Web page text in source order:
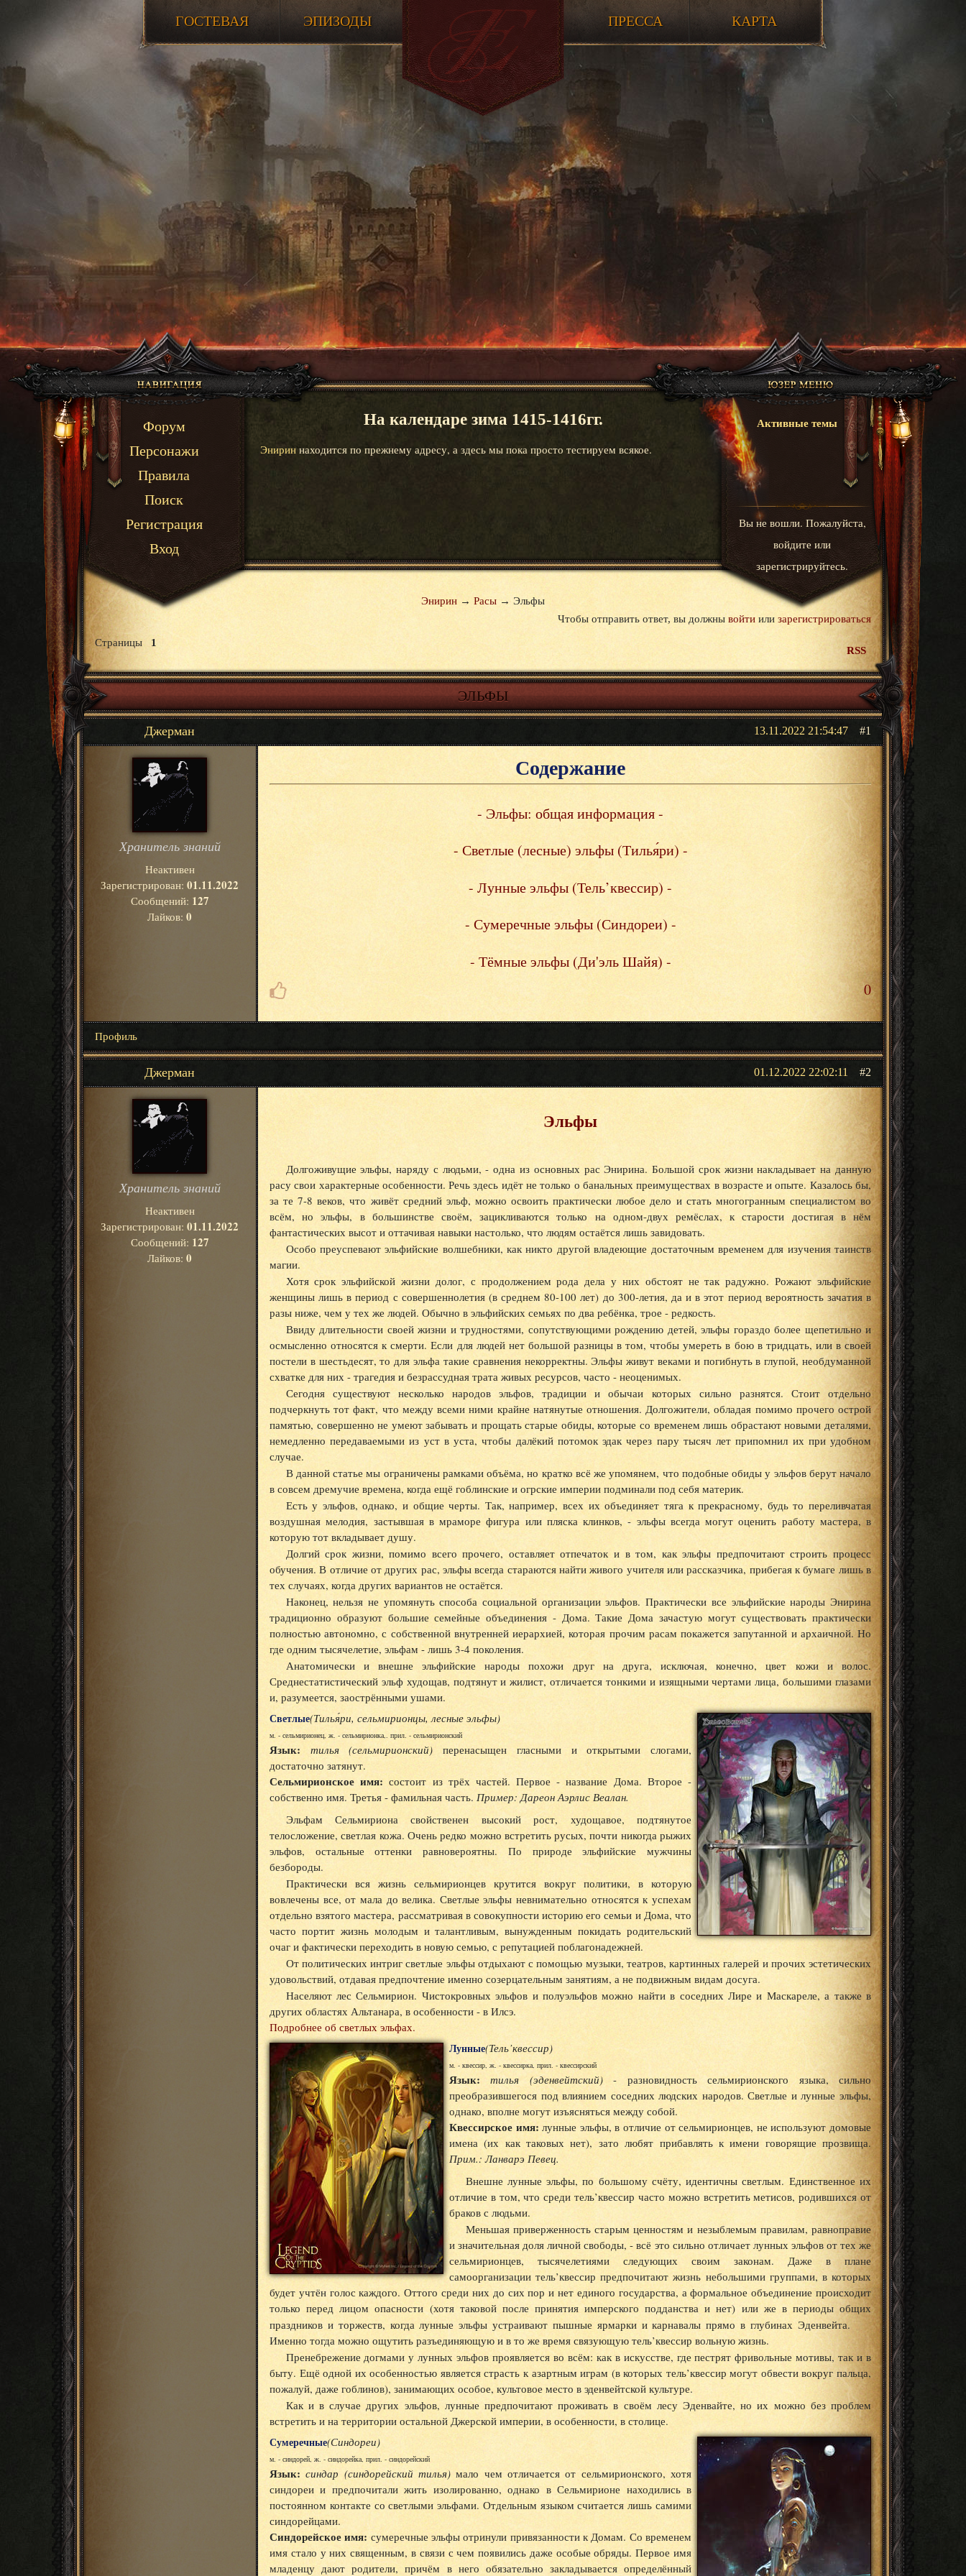
ГОСТЕВАЯ ЭПИЗОДЫ ПРЕССА КАРТА
Форум
Персонажи
Правила
Поиск
Регистрация
Вход
Вы не вошли. Пожалуйста,
войдите или
зарегистрируйтесь.
Активные темы
На календаре зима 1415-1416гг.
Энириннаходится по прежнему адресу, а здесь мы пока просто тестируем всякое.
ЭЛЬФЫ
Энирин → Расы → Эльфы
Страницы 1
Чтобы отправить ответ, вы должны войти или зарегистрироваться
RSS
1
Джерман 13.11.2022 21:54:47
Хранитель знаний
Неактивен
Зарегистрирован: 01.11.2022
Сообщений: 127
Лайков: 0
Содержание
- Эльфы: общая информация -
- Светлые (лесные) эльфы (Тилья́ри) -
- Лунные эльфы (Тель’квессир) -
- Сумеречные эльфы (Синдореи) -
- Тёмные эльфы (Ди'эль Шайя) -
0
Профиль
2
Джерман 01.12.2022 22:02:11
Хранитель знаний
Неактивен
Зарегистрирован: 01.11.2022
Сообщений: 127
Лайков: 0
Эльфы
Долгоживущие эльфы, наряду с людьми, - одна из основных рас Энирина. Большой срок жизни накладывает на данную
расу свои характерные особенности. Речь здесь идёт не только о банальных преимуществах в возрасте и опыте. Казалось бы,
за те 7-8 веков, что живёт средний эльф, можно освоить практически любое дело и стать многогранным специалистом во
всём, но эльфы, в большинстве своём, зацикливаются только на одном-двух ремёслах, к старости достигая в нём
фантастических высот и оттачивая навыки настолько, что людям остаётся лишь завидовать.
Особо преуспевают эльфийские волшебники, как никто другой владеющие достаточным временем для изучения таинств
магии.
Хотя срок эльфийской жизни долог, с продолжением рода дела у них обстоят не так радужно. Рожают эльфийские
женщины лишь в период с совершеннолетия (в среднем 80-100 лет) до 300-летия, да и в этот период вероятность зачатия в
разы ниже, чем у тех же людей. Обычно в эльфийских семьях по два ребёнка, трое - редкость.
Ввиду длительности своей жизни и трудностями, сопутствующими рождению детей, эльфы гораздо более щепетильно и
осмысленно относятся к смерти. Если для людей нет большой разницы в том, чтобы умереть в бою в тридцать, или в своей
постели в шестьдесят, то для эльфа такие сравнения некорректны. Эльфы живут веками и погибнуть в глупой, необдуманной
схватке для них - трагедия и безрассудная трата живых ресурсов, часто - неоценимых.
Сегодня существуют несколько народов эльфов, традиции и обычаи которых сильно разнятся. Стоит отдельно
подчеркнуть тот факт, что между всеми ними крайне натянутые отношения. Долгожители, обладая помимо прочего острой
памятью, совершенно не умеют забывать и прощать старые обиды, которые со временем лишь обрастают новыми деталями,
немедленно передаваемыми из уст в уста, чтобы далёкий потомок эдак через пару тысяч лет припомнил их при удобном
случае.
В данной статье мы ограничены рамками объёма, но кратко всё же упомянем, что подобные обиды у эльфов берут начало
в совсем дремучие времена, когда ещё гоблинские и огрские империи подминали под себя материк.
Есть у эльфов, однако, и общие черты. Так, например, всех их объединяет тяга к прекрасному, будь то переливчатая
воздушная мелодия, застывшая в мраморе фигура или пляска клинков, - эльфы всегда могут оценить работу мастера, в
которую тот вкладывает душу.
Долгий срок жизни, помимо всего прочего, оставляет отпечаток и в том, как эльфы предпочитают строить процесс
обучения. В отличие от других рас, эльфы всегда стараются найти живого учителя или рассказчика, прибегая к бумаге лишь в
тех случаях, когда других вариантов не остаётся.
Наконец, нельзя не упомянуть способа социальной организации эльфов. Практически все эльфийские народы Энирина
традиционно образуют большие семейные объединения - Дома. Такие Дома зачастую могут существовать практически
полностью автономно, с собственной внутренней иерархией, которая прочим расам покажется запутанной и архаичной. Но
где одним тысячелетие, эльфам - лишь 3-4 поколения.
Анатомически и внешне эльфийские народы похожи друг на друга, исключая, конечно, цвет кожи и волос.
Среднестатистический эльф худощав, подтянут и жилист, отличается тонкими и изящными чертами лица, большими глазами
и, разумеется, заострёнными ушами.
Светлые(Тилья́ри, сельмирионцы, лесные эльфы)
м. - сельмирионец, ж. - сельмирионка,. прил. - сельмирионский
Язык: тилья (сельмирионский) перенасыщен гласными и открытыми слогами,
достаточно затянут.
Сельмирионское имя: состоит из трёх частей. Первое - название Дома. Второе -
собственно имя. Третья - фамильная часть. Пример: Дареон Аэрлис Веалан.
Эльфам Сельмириона свойственен высокий рост, худощавое, подтянутое
телосложение, светлая кожа. Очень редко можно встретить русых, почти никогда рыжих
эльфов, остальные оттенки равновероятны. По природе эльфийские мужчины
безбороды.
Практически вся жизнь сельмирионцев крутится вокруг политики, в которую
вовлечены все, от мала до велика. Светлые эльфы невнимательно относятся к успехам
отдельно взятого мастера, рассматривая в совокупности историю его семьи и Дома, что
часто портит жизнь молодым и талантливым, вынужденным покидать родительский
очаг и фактически переходить в новую семью, с репутацией поблагонадежней.
От политических интриг светлые эльфы отдыхают с помощью музыки, театров, картинных галерей и прочих эстетических
удовольствий, отдавая предпочтение именно созерцательным занятиям, а не подвижным видам досуга.
Населяют лес Сельмирион. Чистокровных эльфов и полуэльфов можно найти в соседних Лире и Маскареле, а также в
других областях Альтанара, в особенности - в Илсэ.
Подробнее об светлых эльфах.
Лунные(Тель’квессир)
м. - квессир, ж. - квессирка, прил. - квессирский
Язык: тилья (эденвейтский)- разновидность сельмирионского языка, сильно
преобразившегося под влиянием соседних людских народов. Светлые и лунные эльфы,
однако, вполне могут изъясняться между собой.
Квессирское имя: лунные эльфы, в отличие от сельмирионцев, не используют домовые
имена (их как таковых нет), зато любят прибавлять к имени говорящие прозвища.
Прим.: Ланварэ Певец.
Внешне лунные эльфы, по большому счёту, идентичны светлым. Единственное их
отличие в том, что среди тель’квессир часто можно встретить метисов, родившихся от
браков с людьми.
Меньшая приверженность старым ценностям и незыблемым правилам, равноправие
и значительная доля личной свободы, - всё это сильно отличает лунных эльфов от тех же
сельмирионцев, тысячелетиями следующих своим законам. Даже в плане
самоорганизации тель’квессир предпочитают жизнь небольшими группами, в которых
будет учтён голос каждого. Оттого среди них до сих пор и нет единого государства, а формальное объединение происходит
только перед лицом опасности (хотя таковой после принятия имперского подданства и нет) или же в периоды общих
праздников и торжеств, когда лунные эльфы устраивают пышные ярмарки и карнавалы прямо в глубинах Эденвейта.
Именно тогда можно ощутить разъединяющую и в то же время связующую тель’квессир вольную жизнь.
Пренебрежение догмами у лунных эльфов проявляется во всём: как в искусстве, где пестрят фривольные мотивы, так и в
быту. Ещё одной их особенностью является страсть к азартным играм (в которых тель’квессир могут обвести вокруг пальца,
пожалуй, даже гоблинов), занимающих особое, культовое место в эденвейтской культуре.
Как и в случае других эльфов, лунные предпочитают проживать в своём лесу Эденвайте, но их можно без проблем
встретить и на территории остальной Джерской империи, в особенности, в столице.
Сумеречные(Синдореи)
м. - синдорей, ж. - синдорейка, прил. - синдорейский
Язык: синдар (синдорейский тилья) мало чем отличается от сельмирионского, хотя
синдореи и предпочитали жить изолированно, однако в Сельмирионе находились в
постоянном контакте со светлыми эльфами. Отдельным языком считается лишь самими
синдорейцами.
Синдорейское имя: сумеречные эльфы отринули привязанности к Домам. Со временем
имя стало у них священным, в связи с чем появились даже особые обряды. Первое имя
младенцу дают родители, причём в него обязательно закладывается определённый